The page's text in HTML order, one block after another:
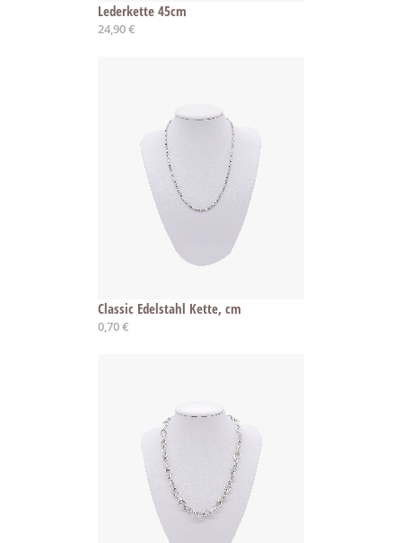
Lederkette 45cm
24,90 €
Classic Edelstahl Kette, cm
0,70 €